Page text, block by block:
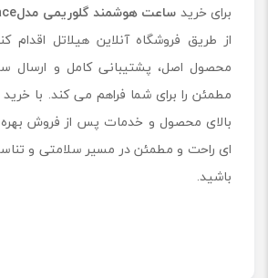
برای خرید ساعت هوشمند گلوریمی مدل
از طریق فروشگاه آنلاین هیلاتل اقدام
محصول اصل، پشتیبانی کامل و ارسال
مطمئن را برای شما فراهم می کند. با خرید
بالای محصول و خدمات پس از فروش
ای راحت و مطمئن در مسیر سلامتی و
باشید.